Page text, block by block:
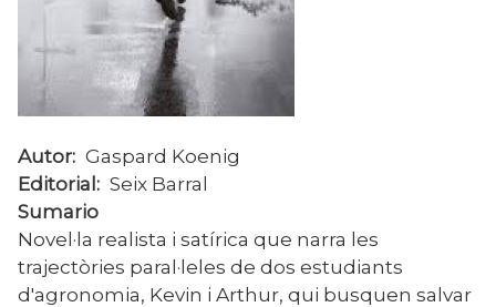
Autor Gaspard Koenig
Editorial
Seix Barral
Sumario
Novel·la realista i satírica que narra les
trajectòries paral·leles de dos estudiants
d'agronomia, Kevin i Arthur, qui busquen salvar